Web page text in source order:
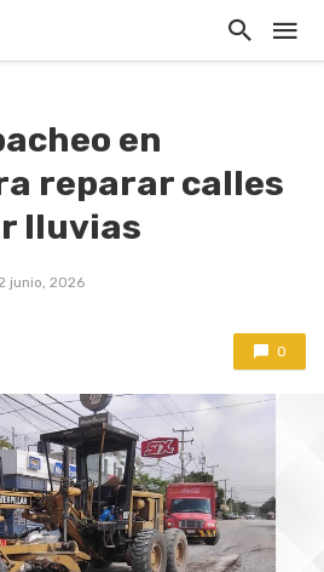
en
reparar calles
lluvias
junio, 2026
0